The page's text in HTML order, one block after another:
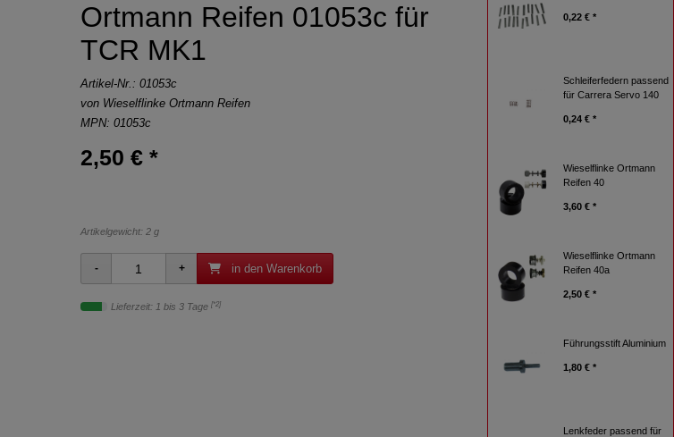
Ortmann Reifen 01053c für
TCR MK1
Artikel-Nr.: 01053c
von Wieselflinke Ortmann Reifen
MPN: 01053c
2,50 € *
Artikelgewicht: 2 g
in den Warenkorb
Lieferzeit: 1 bis 3 Tage [*2]
0,22 € *
Schleiferfedern passend
für Carrera Servo 140
0,24 € *
Wieselflinke Ortmann
Reifen 40
3,60 € *
Wieselflinke Ortmann
Reifen 40a
2,50 € *
Führungsstift Aluminium
1,80 € *
Lenkfeder passend für